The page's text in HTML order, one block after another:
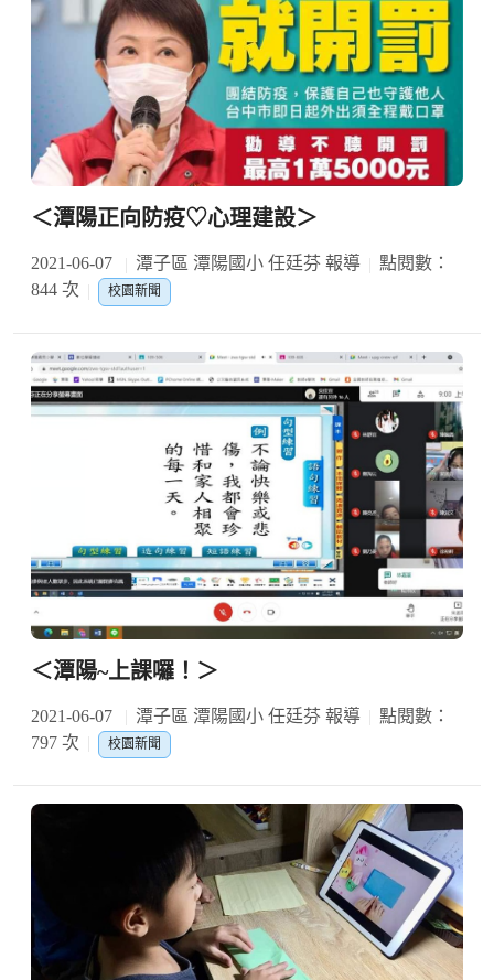
＜潭陽正向防疫♡心理建設＞
2021-06-07 潭子區 潭陽國小 任廷芬 報導
點閱數：
844 次
校園新聞
＜潭陽~上課囉！＞
2021-06-07 潭子區 潭陽國小 任廷芬 報導
點閱數：
797 次
校園新聞